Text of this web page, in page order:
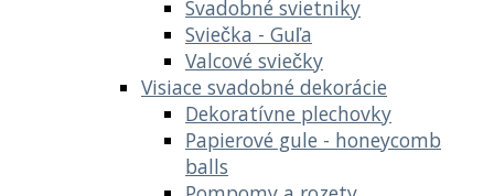
Svadobné svietniky
Sviečka - Guľa
Valcové sviečky
Visiace svadobné dekorácie
Dekoratívne plechovky
Papierové gule - honeycomb
balls